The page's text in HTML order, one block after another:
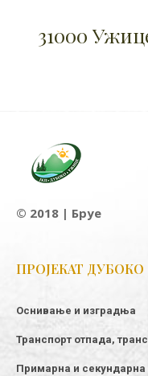
31000
© 2018 | Бруе
ПРОЈЕКАТ ДУБОКО
Оснивање и изградња
Транспорт отпада,
Примарна и секундарна